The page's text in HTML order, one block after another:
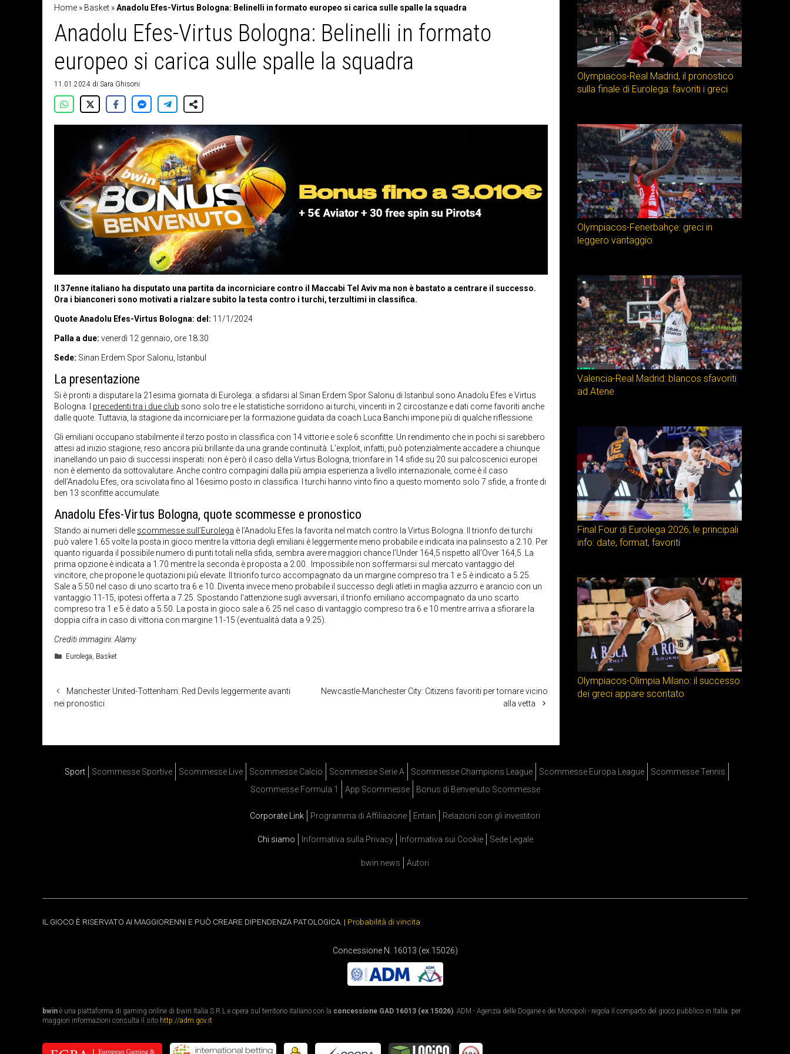
Home » Basket »Anadolu Efes-Virtus Bologna: Belinelli in formato europeo si carica sulle spalle la squadra
Anadolu Efes-Virtus Bologna: Belinelli in formato
europeo si carica sulle spalle la squadra
11.01.2024 di Sara Ghisoni
Il 37enne italiano ha disputato una partita da incorniciare contro il Maccabi Tel Aviv ma non è bastato a centrare il successo.
Ora i bianconeri sono motivati a rialzare subito la testa contro i turchi, terzultimi in classifica.
Quote Anadolu Efes-Virtus Bologna: del: 11/1/2024
Palla a due: venerdì 12 gennaio, ore 18.30
Sede: Sinan Erdem Spor Salonu, Istanbul
La presentazione
Si è pronti a disputare la 21esima giornata di Eurolega: a sfidarsi al Sinan Erdem Spor Salonu di Istanbul sono Anadolu Efes e Virtus
Bologna. I precedenti tra i due club sono solo tre e le statistiche sorridono ai turchi, vincenti in 2 circostanze e dati come favoriti anche
dalle quote. Tuttavia, la stagione da incorniciare per la formazione guidata da coach Luca Banchi impone più di qualche riflessione.
Gli emiliani occupano stabilmente il terzo posto in classifica con 14 vittorie e sole 6 sconfitte. Un rendimento che in pochi si sarebbero
attesi ad inizio stagione, reso ancora più brillante da una grande continuità. L’exploit, infatti, può potenzialmente accadere a chiunque
inanellando un paio di successi insperati: non è però il caso della Virtus Bologna, trionfare in 14 sfide su 20 sui palcoscenici europei
non è elemento da sottovalutare. Anche contro compagini dalla più ampia esperienza a livello internazionale, come è il caso
dell’Anadolu Efes, ora scivolata fino al 16esimo posto in classifica. I turchi hanno vinto fino a questo momento solo 7 sfide, a fronte di
ben 13 sconfitte accumulate.
Anadolu Efes-Virtus Bologna, quote scommesse e pronostico
Stando ai numeri delle scommesse sull’Eurolega è l’Anadolu Efes la favorita nel match contro la Virtus Bologna. Il trionfo dei turchi
può valere 1.65 volte la posta in gioco mentre la vittoria degli emiliani è leggermente meno probabile e indicata ina palinsesto a 2.10. Per
quanto riguarda il possibile numero di punti totali nella sfida, sembra avere maggiori chance l’Under 164,5 rispetto all’Over 164,5. La
prima opzione è indicata a 1.70 mentre la seconda è proposta a 2.00. Impossibile non soffermarsi sul mercato vantaggio del
vincitore, che propone le quotazioni più elevate. Il trionfo turco accompagnato da un margine compreso tra 1 e 5 è indicato a 5.25.
Sale a 5.50 nel caso di uno scarto tra 6 e 10. Diventa invece meno probabile il successo degli atleti in maglia azzurro e arancio con un
vantaggio 11-15, ipotesi offerta a 7.25. Spostando l’attenzione sugli avversari, il trionfo emiliano accompagnato da uno scarto
compreso tra 1 e 5 è dato a 5.50. La posta in gioco sale a 6.25 nel caso di vantaggio compreso tra 6 e 10 mentre arriva a sfiorare la
doppia cifra in caso di vittoria con margine 11-15 (eventualità data a 9.25).
Crediti immagini: Alamy
Categorie
Eurolega, Basket
Manchester United-Tottenham: Red Devils leggermente avanti
nei pronostici
Newcastle-Manchester City: Citizens favoriti per tornare vicino
alla vetta
Olympiacos-Real Madrid, il pronostico
sulla finale di Eurolega: favoriti i greci
Olympiacos-Fenerbahçe: greci in
leggero vantaggio
Valencia-Real Madrid: blancos sfavoriti
ad Atene
Final Four di Eurolega 2026, le principali
info: date, format, favoriti
Olympiacos-Olimpia Milano: il successo
dei greci appare scontato
Sport Scommesse Sportive Scommesse Live Scommesse Calcio Scommesse Serie A Scommesse Champions League Scommesse Europa League
Scommesse Tennis
Scommesse Formula 1
App Scommesse Bonus di Benvenuto Scommesse
Corporate Link Programma di Affiliazione Entain Relazioni con gli investitori
Chi siamo Informativa sulla Privacy Informativa sui Cookie Sede Legale
bwin news Autori
IL GIOCO È RISERVATO AI MAGGIORENNI E PUÒ CREARE DIPENDENZA PATOLOGICA. | Probabilità di vincita
Concessione N. 16013 (ex 15026)
bwin è una piattaforma di gaming online di bwin Italia S.R.L e opera sul territorio italiano con la concessione GAD 16013 (ex 15026). ADM - Agenzia delle Dogane e dei Monopoli - regola il comparto del gioco pubblico in Italia: per
maggiori informazioni consulta il sito http://adm.gov.it